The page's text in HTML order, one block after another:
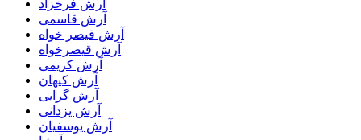
آرش فرخزاد
آرش قاسمی
آرش قیصر خواه
آرش قیصرخواه
آرش کریمی
آرش کیهان
آرش گرایی
آرش یزدانی
آرش یوسفیان